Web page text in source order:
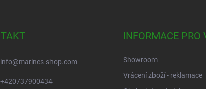
info@marines-shop.com
+420737900434
INFORMACE PRO
Showroom
Vrácení zboží - reklamace